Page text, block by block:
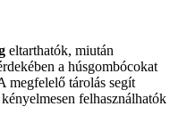
eltarthatók, miután
a húsgombócokat
megfelelő tárolás segít
felhasználhatók